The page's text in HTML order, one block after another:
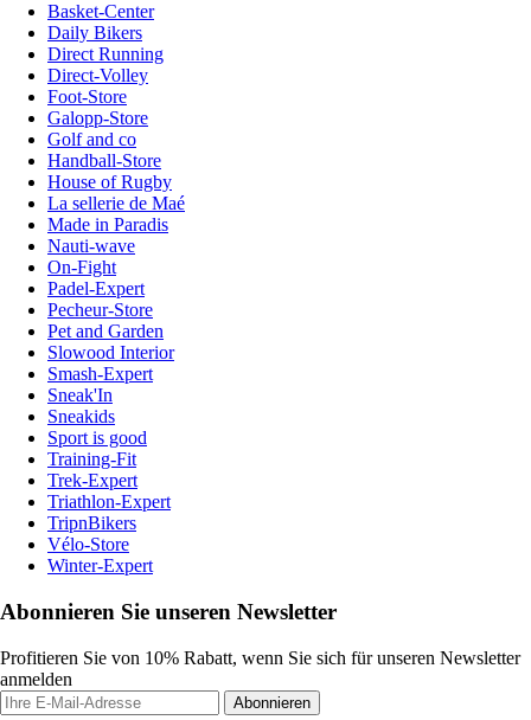
Basket-Center
Daily Bikers
Direct Running
Direct-Volley
Foot-Store
Galopp-Store
Golf and co
Handball-Store
House of Rugby
La sellerie de Maé
Made in Paradis
Nauti-wave
On-Fight
Padel-Expert
Pecheur-Store
Pet and Garden
Slowood Interior
Smash-Expert
Sneak'In
Sneakids
Sport is good
Training-Fit
Trek-Expert
Triathlon-Expert
TripnBikers
Vélo-Store
Winter-Expert
Abonnieren Sie unseren Newsletter
Profitieren Sie von 10% Rabatt, wenn Sie sich für unseren Newsletter
anmelden
Abonnieren